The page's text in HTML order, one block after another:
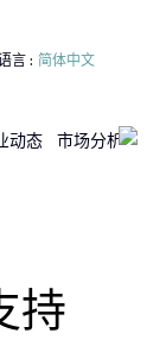
动态 市场分析
言 : 简体中文
持